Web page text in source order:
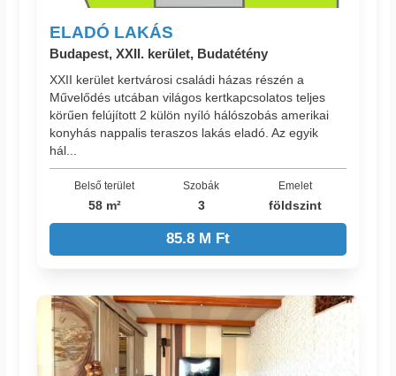
ELADÓ LAKÁS
Budapest, XXII. kerület, Budatétény
XXII kerület kertvárosi családi házas részén a
Művelődés utcában világos kertkapcsolatos teljes
körűen felújított 2 külön nyíló hálószobás amerikai
konyhás nappalis teraszos lakás eladó. Az egyik
hál...
Belső terület
58 m²
Szobák
3
Emelet
földszint
85.8 M Ft